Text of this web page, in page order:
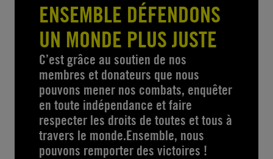
ENSEMBLE DÉFENDONS
UN MONDE PLUS JUSTE
C’est grâce au soutien de nos
membres et donateurs que nous
pouvons mener nos combats, enquêter
en toute indépendance et faire
respecter les droits de toutes et tous à
travers le monde.Ensemble, nous
pouvons remporter des victoires !